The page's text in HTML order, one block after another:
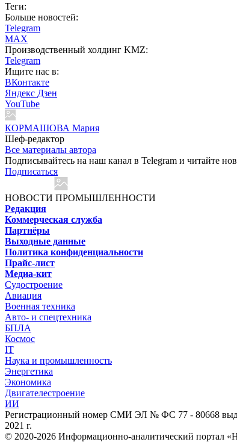
Теги:
Больше новостей:
Telegram
MAX
Производственный холдинг KMZ:
Telegram
Ищите нас в:
ВКонтакте
Яндекс Дзен
YouTube
КОРМАШОВА Мария
Шеф-редактор
Все материалы автора
Подписывайтесь на наш канал в Telegram и читайте
Подписаться
НОВОСТИ ПРОМЫШЛЕННОСТИ
Редакция
Коммерческая служба
Партнёры
Выходные данные
Политика конфиденциальности
Прайс-лист
Медиа-кит
Судостроение
Авиация
Военная техника
Авто- и спецтехника
БПЛА
Космос
IT
Наука и промышленность
Энергетика
Экономика
Двигателестроение
ИИ
Регистрационный номер СМИ ЭЛ № ФС 77 - 80668
2021 г.
© 2020-2026 Информационно-аналитический портал